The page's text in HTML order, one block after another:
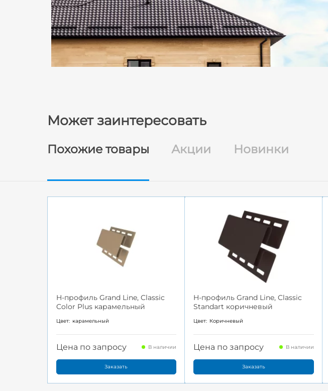
Может заинтересовать
Похожие товары Акции Новинки
H-профиль Grand Line, Classic
Color Plus карамельный
Цвет: карамельный
Цена по запросу В наличии
Заказать
H-профиль Grand Line, Classic
Standart коричневый
Цвет: Коричневый
Цена по запросу В наличии
Заказать